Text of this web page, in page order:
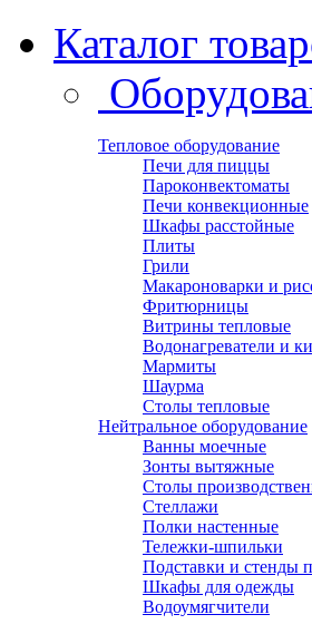
Каталог
Тепловое оборудование
Печи для пиццы
Пароконвектоматы
Печи конвекционные
Шкафы расстойные
Плиты
Грили
Макароноварки и
Фритюрницы
Витрины тепловые
Водонагреватели и
Мармиты
Шаурма
Столы тепловые
Нейтральное оборудование
Ванны моечные
Зонты вытяжные
Столы
Стеллажи
Полки настенные
Тележки-шпильки
Подставки и стенды
Шкафы для одежды
Водоумягчители